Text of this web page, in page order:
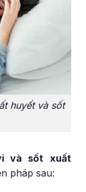
huyết và sốt
và sốt xuất
pháp sau: